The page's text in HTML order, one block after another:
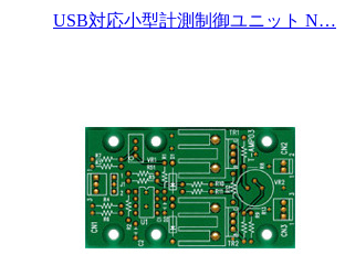
USB対応小型計測制御ユニット N…